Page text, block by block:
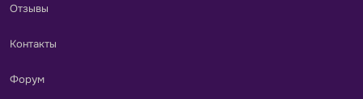
Отзывы
Контакты
Форум